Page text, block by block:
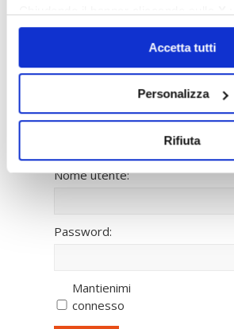
solo i cookie necessari.
Accetta tutti
Personalizza
Rifiuta
〉 Accesso all’area riservata
Nome utente:
Password:
Mantienimi
connesso